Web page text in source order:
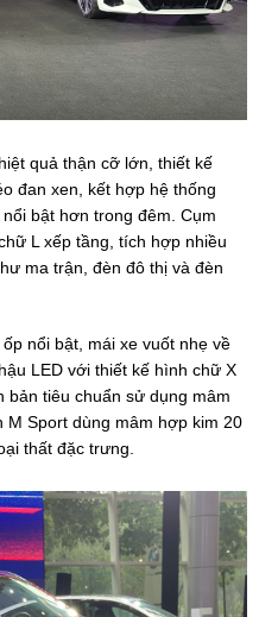
quả thận cỡ lớn, thiết kế
đan xen, kết hợp hệ thống
bật hơn trong đêm. Cụm
L xếp tầng, tích hợp nhiều
ma trận, đèn đô thị và đèn
nổi bật, mái xe vuốt nhẹ về
LED với thiết kế hình chữ X
bản tiêu chuẩn sử dụng mâm
M Sport dùng mâm hợp kim 20
thất đặc trưng.